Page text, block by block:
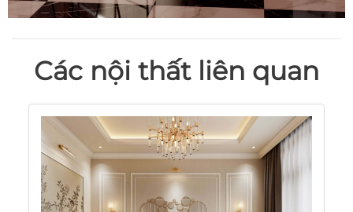
Các nội thất liên quan